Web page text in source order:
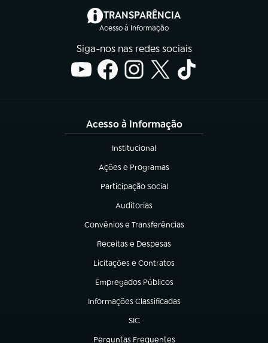
TRANSPARÊNCIA
Acesso à Informação
(abre em nova aba)
Siga-nos nas redes sociais
Acesso à Informação
Institucional
(abre em nova aba)
Ações e Programas
(abre em nova aba)
Participação Social
(abre em nova aba)
Auditorias
(abre em nova aba)
Convênios e Transferências
(abre em nova aba)
Receitas e Despesas
(abre em nova aba)
Licitações e Contratos
(abre em nova aba)
Empregados Públicos
(abre em nova aba)
Informações Classificadas
(abre em nova aba)
SIC
(abre em nova aba)
Perguntas Frequentes